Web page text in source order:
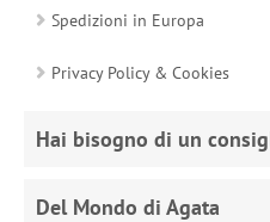
Spedizioni in Europa
Privacy Policy & Cookies
Hai bisogno di un
Del Mondo di Agata